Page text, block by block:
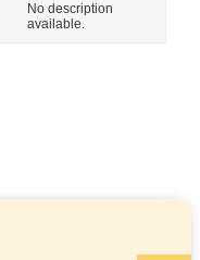
No description
available.